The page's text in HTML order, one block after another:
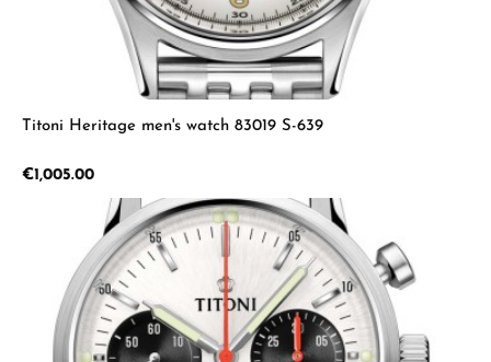
Titoni Heritage men's watch 83019 S-639
Regular price:
€1,005.00